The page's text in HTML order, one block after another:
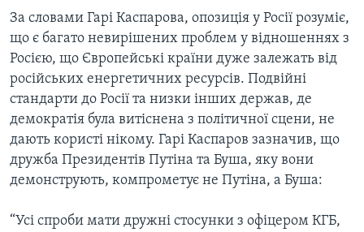
За словами Гарі Каспарова, опозиція у Росії розуміє,
що є багато невирішених проблем у відношеннях з
Росією, що Європейські країни дуже залежать від
російських енергетичних ресурсів. Подвійні
стандарти до Росії та низки інших держав, де
демократія була витіснена з політичної сцени, не
дають користі нікому. Гарі Каспаров зазначив, що
дружба Президентів Путіна та Буша, яку вони
демонструють, компрометує не Путіна, а Буша:
“Усі спроби мати дружні стосунки з офіцером КГБ,